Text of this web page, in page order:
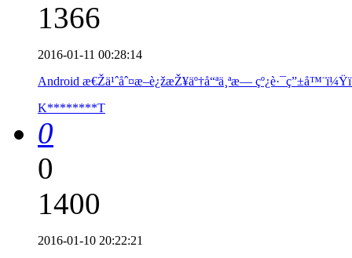
1366
2016-01-11 00:28:14
Android æ€Žä¹ˆåˆ¤æ–­è¿žæŽ¥äº†å“ªä¸ªæ—
K********T
0
0
1400
2016-01-10 20:22:21